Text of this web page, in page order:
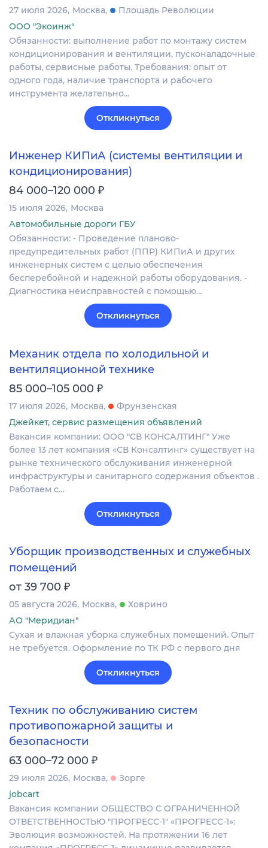
27 июля 2026 Москва
Площадь Революции
ООО "Экоинж"
Обязанности: выполнение работ по монтажу систем
кондиционирования и вентиляции, пусконаладочные
работы, сервисные работы. Требования: опыт от
одного года, наличие транспорта и рабочего
инструмента желательно…
Откликнуться
Инженер КИПиА (системы вентиляции и
кондиционирования)
84 000–120 000 ₽
15 июля 2026 Москва
Автомобильные дороги ГБУ
Обязанности: - Проведение планово-
предупредительных работ (ППР) КИПиА и других
инженерных систем с целью обеспечения
бесперебойной и надежной работы оборудования. -
Диагностика неисправностей с помощью…
Откликнуться
Механик отдела по холодильной и
вентиляционной технике
85 000–105 000 ₽
17 июля 2026 Москва
Фрунзенская
Джейкет, сервис размещения объявлений
Вакансия компании: ООО "СВ КОНСАЛТИНГ" Уже
более 13 лет компания «СВ Консалтинг» существует на
рынке технического обслуживания инженерной
инфраструктуры и санитарного содержания объектов .
Работаем с…
Откликнуться
Уборщик производственных и служебных
помещений
от 39 700 ₽
05 августа 2026 Москва
Ховрино
АО "Меридиан"
Сухая и влажная уборка служебных помещений. Опыт
не требуется. Оформление по ТК РФ с первого дня
Откликнуться
Техник по обслуживанию систем
противопожарной защиты и
безопасности
63 000–72 000 ₽
29 июля 2026 Москва
Зорге
jobcart
Вакансия компании ОБЩЕСТВО С ОГРАНИЧЕННОЙ
ОТВЕТСТВЕННОСТЬЮ "ПРОГРЕСС-1" «ПРОГРЕСС-1»:
Эволюция возможностей. На протяжении 16 лет